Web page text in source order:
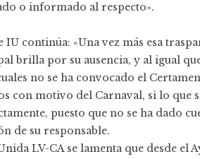
o informado al respecto».
IU continúa: «Una vez más esa
brilla por su ausencia, y al igual
no se ha convocado el
con motivo del Carnaval, si lo que
puesto que no se ha dado
de su responsable.
LV-CA se lamenta que desde el